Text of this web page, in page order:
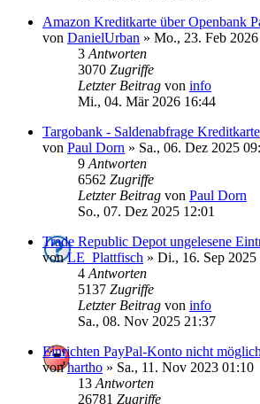
Amazon Kreditkarte über Openbank
von DanielUrban » Mo., 23. Feb
3 Antworten
3070 Zugriffe
Letzter Beitrag von info
Mi., 04. Mär 2026 16:44
Targobank - Saldenabfrage Kreditkarte
von Paul Dorn » Sa., 06. Dez 2025
9 Antworten
6562 Zugriffe
Letzter Beitrag von Paul Dorn
So., 07. Dez 2025 12:01
Trade Republic Depot ungelesene
vonLE_Plattfisch » Di., 16. Sep 2025
4 Antworten
5137 Zugriffe
Letzter Beitrag von info
Sa., 08. Nov 2025 21:37
Einrichten PayPal-Konto nicht möglich
vonhartho » Sa., 11. Nov 2023 01:10
13 Antworten
26781 Zugriffe